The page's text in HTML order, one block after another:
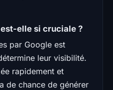
elle si cruciale ?
par Google est
leur visibilité.
rapidement et
de chance de générer